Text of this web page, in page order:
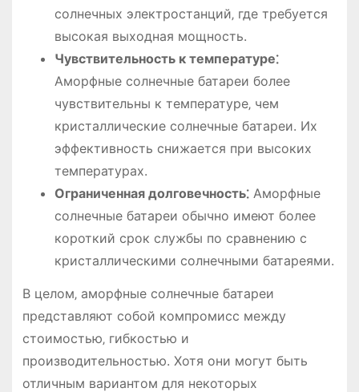
солнечных электростанций‚ где требуется
высокая выходная мощность.
Чувствительность к температуре⁚
Аморфные солнечные батареи более
чувствительны к температуре‚ чем
кристаллические солнечные батареи. Их
эффективность снижается при высоких
температурах.
Ограниченная долговечность⁚Аморфные
солнечные батареи обычно имеют более
короткий срок службы по сравнению с
кристаллическими солнечными батареями.
В целом‚ аморфные солнечные батареи
представляют собой компромисс между
стоимостью‚ гибкостью и
производительностью. Хотя они могут быть
отличным вариантом для некоторых